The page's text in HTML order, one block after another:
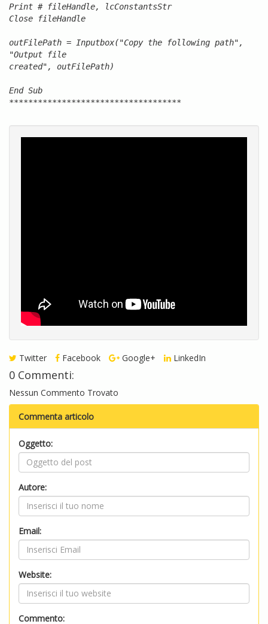
Print # fileHandle, lcConstantsStr
Close fileHandle
outFilePath = Inputbox("Copy the following path",
"Output file
created", outFilePath)
End Sub
************************************
Twitter Facebook Google+ LinkedIn
0 Commenti:
Nessun Commento Trovato
Commenta articolo
Oggetto:
Autore:
Email:
Website:
Commento: